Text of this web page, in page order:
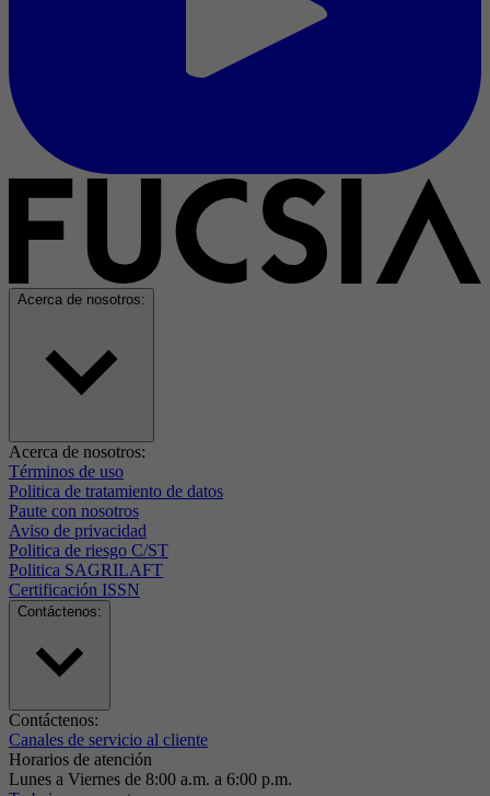
Acerca de nosotros:
Acerca de nosotros:
Términos de uso
Politica de tratamiento de datos
Paute con nosotros
Aviso de privacidad
Politica de riesgo C/ST
Politica SAGRILAFT
Certificación ISSN
Contáctenos:
Contáctenos:
Canales de servicio al cliente
Horarios de atención
Lunes a Viernes de 8:00 a.m. a 6:00 p.m.